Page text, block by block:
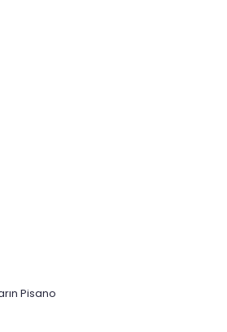
Pisano